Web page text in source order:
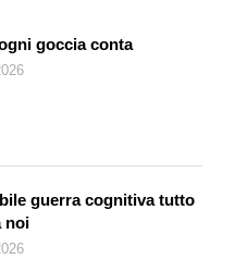
goccia conta
guerra cognitiva tutto
noi